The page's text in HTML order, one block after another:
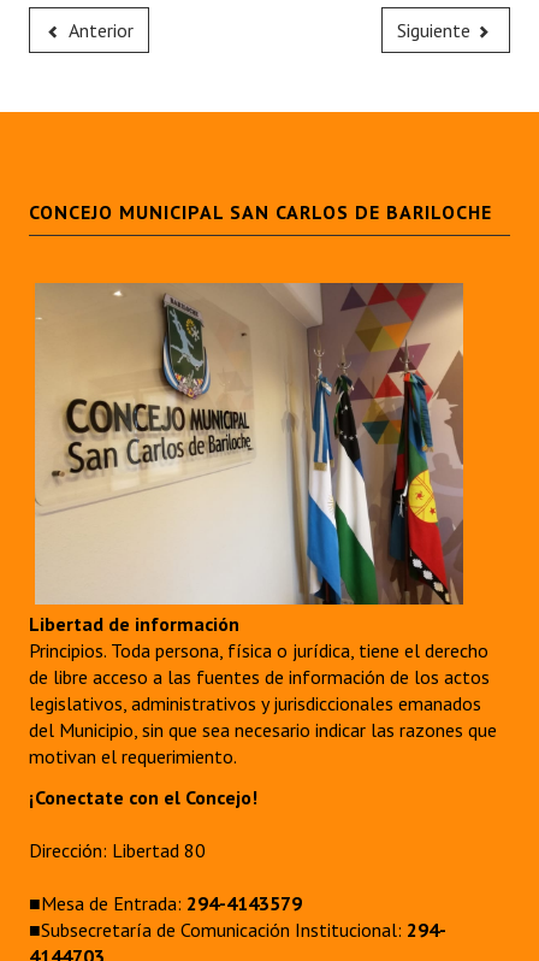
Anterior Siguiente
CONCEJO MUNICIPAL SAN CARLOS DE BARILOCHE
Libertad de información
Principios. Toda persona, física o jurídica, tiene el derecho
de libre acceso a las fuentes de información de los actos
legislativos, administrativos y jurisdiccionales emanados
del Municipio, sin que sea necesario indicar las razones que
motivan el requerimiento.
¡Conectate con el Concejo!
Dirección: Libertad 80
■Mesa de Entrada: 294-4143579
■Subsecretaría de Comunicación Institucional: 294-
4144703